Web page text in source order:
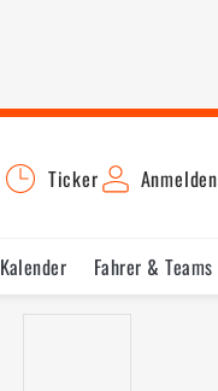
Ticker Anmelden
Kalender Fahrer & Teams